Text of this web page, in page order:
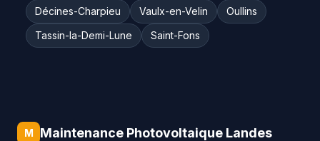
Décines-Charpieu
Vaulx-en-Velin
Oullins
Tassin-la-Demi-Lune
Saint-Fons
M Maintenance Photovoltaique Landes